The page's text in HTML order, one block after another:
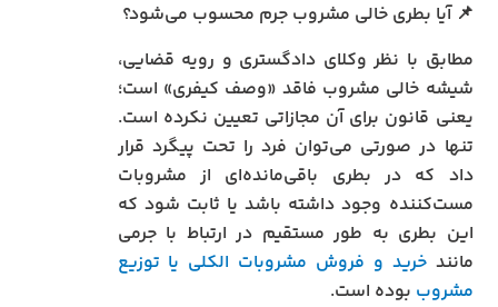
📌 آیا بطری خالی مشروب جرم محسوب می‌شود؟
مطابق با نظر وکلای دادگستری و رویه قضایی،
شیشه خالی مشروب فاقد «وصف کیفری» است؛
یعنی قانون برای آن مجازاتی تعیین نکرده است.
تنها در صورتی می‌توان فرد را تحت پیگرد قرار
داد که در بطری باقی‌مانده‌ای از مشروبات
مست‌کننده وجود داشته باشد یا ثابت شود که
این بطری به طور مستقیم در ارتباط با جرمی
مانندخرید و فروش مشروبات الکلی یا توزیع
مشروب بوده است.